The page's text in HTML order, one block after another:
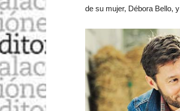
de su mujer, Débora Bello,